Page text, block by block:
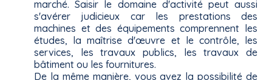
marché. Saisir le domaine d'activité peut aussi
s'avérer judicieux car les prestations des
machines et des équipements comprennent les
études, la maîtrise d'œuvre et le contrôle, les
services, les travaux publics, les travaux de
bâtiment ou les fournitures.
De la même manière, vous avez la possibilité de